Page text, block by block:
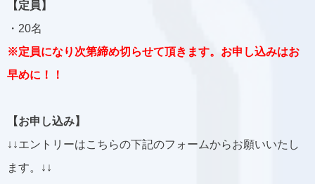
【定員】
・20名
※定員になり次第締め切らせて頂きます。お申し込みはお
早めに！！
【お申し込み】
↓↓エントリーはこちらの下記のフォームからお願いいたし
ます。↓↓